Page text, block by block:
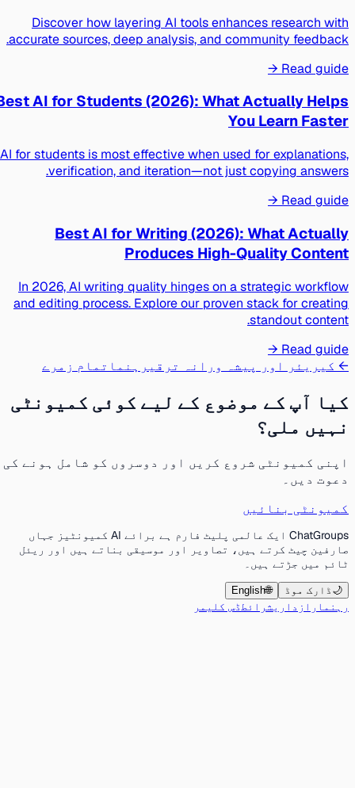
Discover how layering AI tools enhances research with
accurate sources, deep analysis, and community feedback.
Read guide →
Best AI for Students (2026): What Actually Helps
You Learn Faster
AI for students is most effective when used for explanations,
verification, and iteration—not just copying answers.
Read guide →
Best AI for Writing (2026): What Actually
Produces High-Quality Content
In 2026, AI writing quality hinges on a strategic workflow
and editing process. Explore our proven stack for creating
standout content.
Read guide →
← کیریئر اور پیشہ ورانہ ترقیرہنماتمام زمرے
کیا آپ کے موضوع کے لیے کوئی کمیونٹی
نہیں ملی؟
اپنی کمیونٹی شروع کریں اور دوسروں کو شامل ہونے کی
دعوت دیں۔
کمیونٹی بنائیں
ChatGroups ایک عالمی پلیٹ فارم ہے برائے AI کمیونٹیز جہاں
صارفین چیٹ کرتے ہیں، تصاویر اور موسیقی بناتے ہیں اور ریئل
ٹائم میں جڑتے ہیں۔
🌙ڈارک موڈ 🌐
English
رہنمارازداری شرائطڈس کلیمر